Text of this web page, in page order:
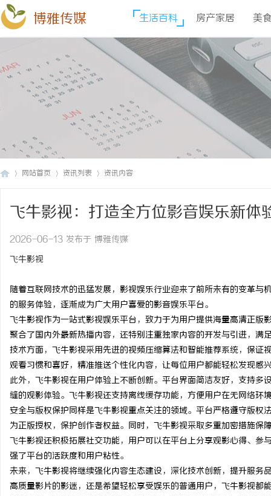
博雅传媒 生活百科 房产家居 美
网站首页 资讯列表 资讯内容
飞牛影视：打造全方位影音娱乐新体
2026-06-13 发布于 博雅传媒
飞牛影视
随着互联网技术的迅猛发展，影视娱乐行业迎来了前所未有的变革
的服务体验，逐渐成为广大用户喜爱的影音娱乐平台。
飞牛影视作为一站式影视娱乐平台，致力于为用户提供海量高清正
聚合了国内外最新热播内容，还特别注重独家内容的开发与引进，满
技术方面，飞牛影视采用先进的视频压缩算法和智能推荐系统，保
观看习惯和喜好，精准推送个性化内容，让每位用户都能轻松发现感
此外，飞牛影视在用户体验上不断创新。平台界面简洁友好，支持
缝的观影体验。飞牛影视还支持离线缓存功能，方便用户在无网络环
安全与版权保护同样是飞牛影视重点关注的领域。平台严格遵守版
为正版授权，保护创作者权益。同时，飞牛影视采取多重加密措施保
飞牛影视还积极拓展社交功能，用户可以在平台上分享观影心得、
强了平台的活跃度和用户粘性。
未来，飞牛影视将继续强化内容生态建设，深化技术创新，提升服
高质量影片的影迷，还是希望轻松享受娱乐的普通用户，飞牛影视都